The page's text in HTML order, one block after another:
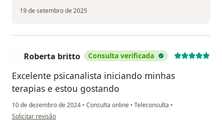
19 de setembro de 2025
Roberta britto Consulta verificada
Excelente psicanalista iniciando minhas
terapias e estou gostando
10 de dezembro de 2024 • Consulta online • Teleconsulta •
na opinião do utilizador Roberta britto
Solicitar revisão